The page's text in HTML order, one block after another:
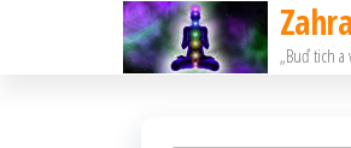
„Buď tich a